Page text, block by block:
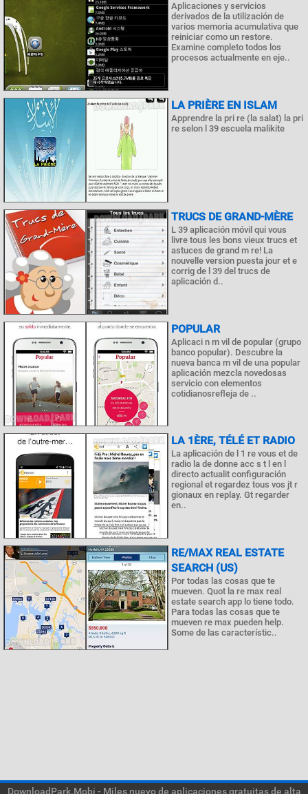
Aplicaciones y servicios
derivados de la utilización de
varios memoria acumulativa que
reiniciar como un restore.
Examine completo todos los
procesos actualmente en eje..
LA PRIÈRE EN ISLAM
Apprendre la pri re (la salat) la pri
re selon l 39 escuela malikite
TRUCS DE GRAND-MÈRE
L 39 aplicación móvil qui vous
livre tous les bons vieux trucs et
astuces de grand m re! La
nouvelle version puesta jour et e
corrig de l 39 del trucs de
aplicación d..
POPULAR
Aplicaci n m vil de popular (grupo
banco popular). Descubre la
nueva banca m vil de una popular
aplicación mezcla novedosas
servicio con elementos
cotidianosrefleja de ..
LA 1ÈRE, TÉLÉ ET RADIO
La aplicación de l 1 re vous et de
radio la de donne acc s t l en l
directo actualit configuración
regional et regardez tous vos jt r
gionaux en replay. Gt regarder
en..
RE/MAX REAL ESTATE
SEARCH (US)
Por todas las cosas que te
mueven. Quot la re max real
estate search app lo tiene todo.
Para todas las cosas que te
mueven re max pueden help.
Some de las característic..
DownloadPark.Mobi - Miles nuevo de aplicaciones gratuitas de alta